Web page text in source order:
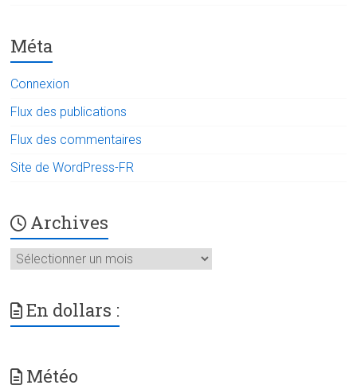
Méta
Connexion
Flux des publications
Flux des commentaires
Site de WordPress-FR
Archives
Archives
En dollars :
Météo